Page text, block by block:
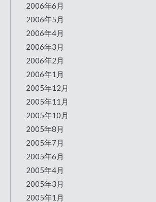
2006年6月
2006年5月
2006年4月
2006年3月
2006年2月
2006年1月
2005年12月
2005年11月
2005年10月
2005年8月
2005年7月
2005年6月
2005年4月
2005年3月
2005年1月